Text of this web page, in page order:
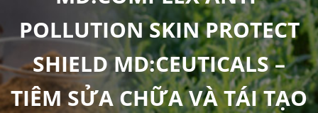
POLLUTION SKIN PROTECT
SHIELD MD:CEUTICALS –
TIÊM SỬA CHỮA VÀ TÁI TẠO